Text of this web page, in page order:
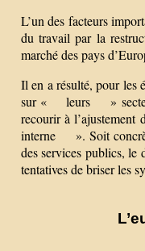
L’un des facteurs
du travail par la
marché des pays
Il en a résulté, pour
sur « leurs » secteurs
recourir à
interne ». Soit
des services publics, le
tentatives de briser les